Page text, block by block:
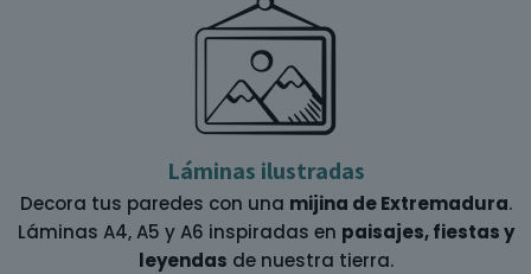
Láminas ilustradas
Decora tus paredes con una mijina de Extremadura.
Láminas A4, A5 y A6 inspiradas en paisajes, fiestas y
leyendas de nuestra tierra.